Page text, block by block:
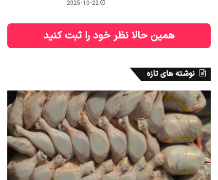
2025-10-22
همین حالا نظر خود را ثبت کنید
نوشته های تازه